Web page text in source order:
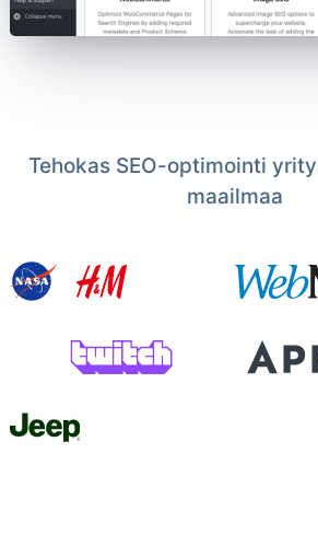
Tehokas SEO-optimointi
maailmaa